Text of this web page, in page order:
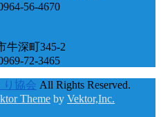
56-4670
牛深町345-2
72-3465
り協会 All Rights Reserved.
Theme by Vektor,Inc.